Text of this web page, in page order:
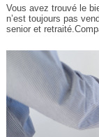
Vous avez trouvé le
n’est toujours pas
senior et